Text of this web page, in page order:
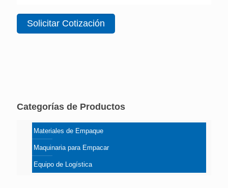
Solicitar Cotización
Categorías de Productos
Materiales de Empaque
Maquinaria para Empacar
Equipo de Logística